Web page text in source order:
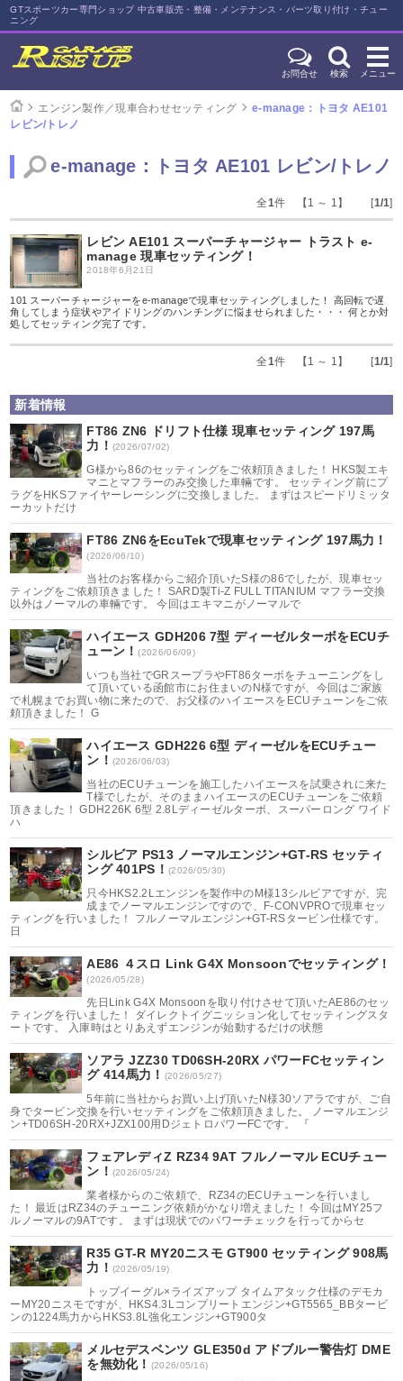
GTスポーツカー専門ショップ 中古車販売・整備・メンテナンス・パーツ取り付け・チュー
ニング
お問合せ 検索 メニュー
エンジン製作／現車合わせセッティング
e-manage：トヨタ AE101
レビン/トレノ
e-manage：トヨタ AE101 レビン/トレノ
全1件 【1 ～ 1】 [1/1]
レビン AE101 スーパーチャージャー トラスト e-
manage 現車セッティング！
2018年6月21日
101 スーパーチャージャーをe-manageで現車セッティングしました！ 高回転で遅
角してしまう症状やアイドリングのハンチングに悩ませられました・・・ 何とか対
処してセッティング完了です。
全1件 【1 ～ 1】 [1/1]
新着情報
FT86 ZN6 ドリフト仕様 現車セッティング 197馬
力！ (2026/07/02)
G様から86のセッティングをご依頼頂きました！ HKS製エキ
マニとマフラーのみ交換した車輛です。 セッティング前にプ
ラグをHKSファイヤーレーシングに交換しました。 まずはスピードリミッタ
ーカットだけ
FT86 ZN6をEcuTekで現車セッティング 197馬力！
(2026/06/10)
当社のお客様からご紹介頂いたS様の86でしたが、現車セッ
ティングをご依頼頂きました！ SARD製Ti-Z FULL TITANIUM マフラー交換
以外はノーマルの車輛です。 今回はエキマニがノーマルで
ハイエース GDH206 7型 ディーゼルターボをECUチ
ューン！(2026/06/09)
いつも当社でGRスープラやFT86ターボをチューニングをし
て頂いている函館市にお住まいのN様ですが、今回はご家族
で札幌までお買い物に来たので、お父様のハイエースをECUチューンをご依
頼頂きました！ G
ハイエース GDH226 6型 ディーゼルをECUチュー
ン！ (2026/06/03)
当社のECUチューンを施工したハイエースを試乗されに来た
T様でしたが、そのままハイエースのECUチューンをご依頼
頂きました！ GDH226K 6型 2.8Lディーゼルターボ、スーパーロング ワイド
ハ
シルビア PS13 ノーマルエンジン+GT-RS セッティ
ング 401PS！ (2026/05/30)
只今HKS2.2Lエンジンを製作中のM様13シルビアですが、完
成までノーマルエンジンですので、F-CONVPROで現車セッ
ティングを行いました！ フルノーマルエンジン+GT-RSタービン仕様です。
日
AE86 ４スロ Link G4X Monsoonでセッティング！
(2026/05/28)
先日Link G4X Monsoonを取り付けさせて頂いたAE86のセッ
ティングを行いました！ ダイレクトイグニッション化してセッティングスタ
ートです。 入庫時はとりあえずエンジンが始動するだけの状態
ソアラ JZZ30 TD06SH-20RX パワーFCセッティン
グ 414馬力！ (2026/05/27)
5年前に当社からお買い上げ頂いたN様30ソアラですが、ご自
身でタービン交換を行いセッティングをご依頼頂きました。 ノーマルエンジ
ン+TD06SH-20RX+JZX100用DジェトロパワーFCです。 『
フェアレディZ RZ34 9AT フルノーマル ECUチュー
ン！ (2026/05/24)
業者様からのご依頼で、RZ34のECUチューンを行いまし
た！ 最近はRZ34のチューニング依頼がかなり増えました！ 今回はMY25フ
ルノーマルの9ATです。 まずは現状でのパワーチェックを行ってからセ
R35 GT-R MY20ニスモ GT900 セッティング 908馬
力！ (2026/05/19)
トップイーグル×ライズアップ タイムアタック仕様のデモカ
ーMY20ニスモですが、HKS4.3Lコンプリートエンジン+GT5565_BBタービ
ンの1224馬力からHKS3.8L強化エンジン+GT900タ
メルセデスベンツ GLE350d アドブルー警告灯 DME
を無効化！ (2026/05/16)